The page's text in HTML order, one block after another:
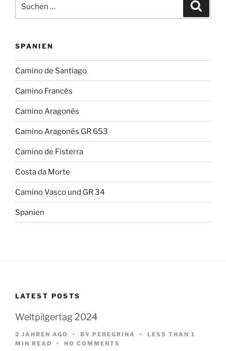
nach:
SPANIEN
Camino de Santiago
Camino Francés
Camino Aragonés
Camino Aragonés GR 653
Camino de Fisterra
Costa da Morte
Camino Vasco und GR 34
Spanien
LATEST POSTS
Weltpilgertag 2024
2 JAHREN AGO BY PEREGRINA
LESS THAN 1
MIN READ
NO COMMENTS